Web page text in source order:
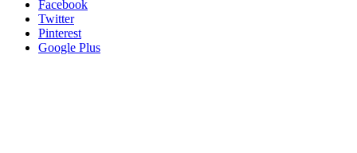
Facebook
Twitter
Pinterest
Google Plus